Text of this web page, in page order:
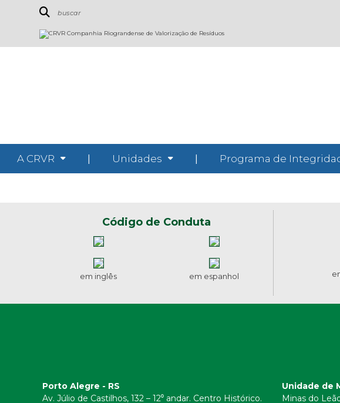
A CRVR Unidades Programa de
Código de Conduta
em inglês em espanhol
Porto Alegre - RS
Av. Júlio de Castilhos, 132 – 12⁰ andar. Centro Histórico.
Unidade de
Minas do